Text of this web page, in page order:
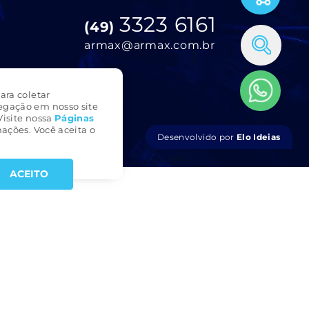
coletar
em nosso site
nossa Páginas
Você aceita o
ACEITO
(49) 3323 6161
armax@armax.com.br
Desenvolvido por Elo Ideias